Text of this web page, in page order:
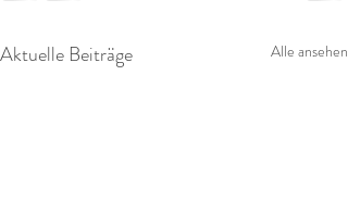
Aktuelle Beiträge Alle ansehen